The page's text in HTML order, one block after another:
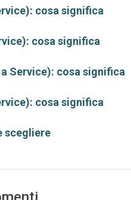
cosa significa
cosa significa
Service): cosa significa
cosa significa
scegliere